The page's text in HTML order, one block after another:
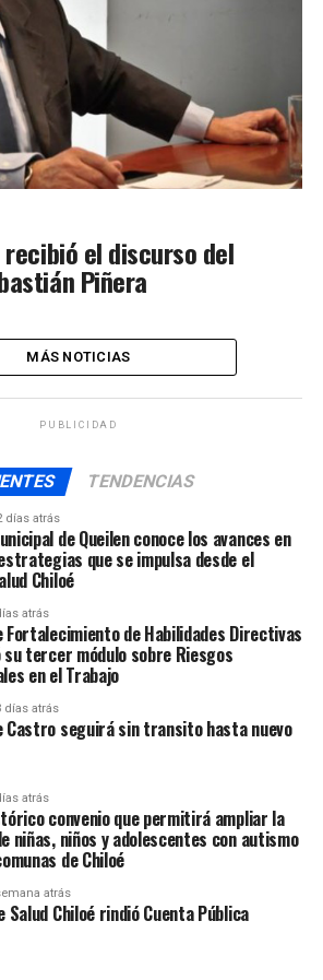
el discurso del
Piñera
MÁS NOTICIAS
PUBLICIDAD
TENDENCIAS
días atrás
de Queilen conoce los avances en
que se impulsa desde el
Chiloé
atrás
Fortalecimiento de Habilidades Directivas
tercer módulo sobre Riesgos
en el Trabajo
días atrás
Castro seguirá sin transito hasta nuevo
atrás
convenio que permitirá ampliar la
niñas, niños y adolescentes con autismo
de Chiloé
atrás
Salud Chiloé rindió Cuenta Pública